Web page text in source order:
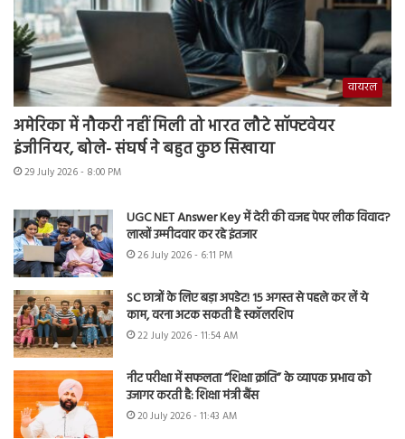
वायरल
अमेरिका में नौकरी नहीं मिली तो भारत लौटे सॉफ्टवेयर
इंजीनियर, बोले- संघर्ष ने बहुत कुछ सिखाया
29 July 2026 - 8:00 PM
UGC NET Answer Key में देरी की वजह पेपर लीक विवाद?
लाखों उम्मीदवार कर रहे इंतजार
26 July 2026 - 6:11 PM
SC छात्रों के लिए बड़ा अपडेट! 15 अगस्त से पहले कर लें ये
काम, वरना अटक सकती है स्कॉलरशिप
22 July 2026 - 11:54 AM
नीट परीक्षा में सफलता “शिक्षा क्रांति” के व्यापक प्रभाव को
उजागर करती है: शिक्षा मंत्री बैंस
20 July 2026 - 11:43 AM